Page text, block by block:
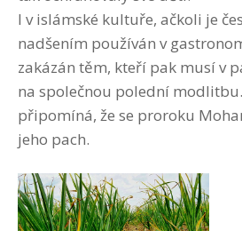
I v islámské kultuře, ačkoli je
nadšením používán v
zakázán těm, kteří pak musí v
na společnou polední
připomíná, že se proroku
jeho pach.